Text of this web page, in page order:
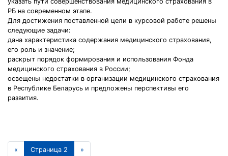
РБ на современном этапе.
Для достижения поставленной цели в курсовой работе решены
следующие задачи:
дана характеристика содержания медицинского страхования,
его роль и значение;
раскрыт порядок формирования и использования Фонда
медицинского страхования в России;
освещены недостатки в организации медицинского страхования
в Республике Беларусь и предложены перспективы его
развития.
« Страница 2 »